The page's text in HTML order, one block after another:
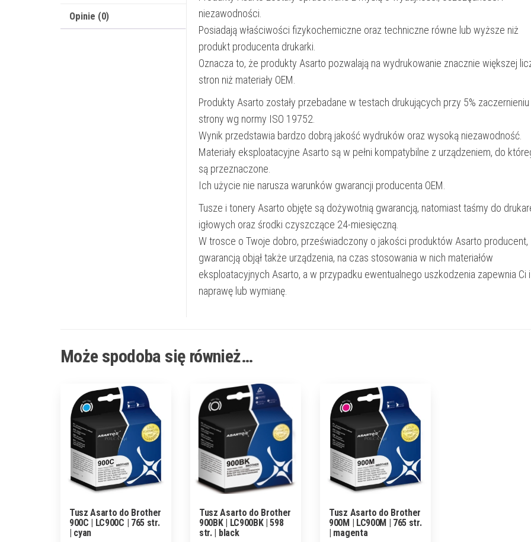
Opinie (0)
niezawodności.
Posiadają właściwości fizykochemiczne oraz techniczne równe lub wyższe niż
produkt producenta drukarki.
Oznacza to, że produkty Asarto pozwalają na wydrukowanie znacznie większej
stron niż materiały OEM.
Produkty Asarto zostały przebadane w testach drukujących przy 5% zaczernieniu
strony wg normy ISO 19752.
Wynik przedstawia bardzo dobrą jakość wydruków oraz wysoką niezawodność.
Materiały eksploatacyjne Asarto są w pełni kompatybilne z urządzeniem, do
są przeznaczone.
Ich użycie nie narusza warunków gwarancji producenta OEM.
Tusze i tonery Asarto objęte są dożywotnią gwarancją, natomiast taśmy do
igłowych oraz środki czyszczące 24-miesięczną.
W trosce o Twoje dobro, przeświadczony o jakości produktów Asarto producent,
gwarancją objął także urządzenia, na czas stosowania w nich materiałów
eksploatacyjnych Asarto, a w przypadku ewentualnego uszkodzenia zapewnia Ci
naprawę lub wymianę.
Może spodoba się również…
Tusz Asarto do Brother
900C | LC900C | 765 str.
| cyan
Tusz Asarto do Brother
900BK | LC900BK | 598
str. | black
Tusz Asarto do Brother
900M | LC900M | 765 str.
| magenta